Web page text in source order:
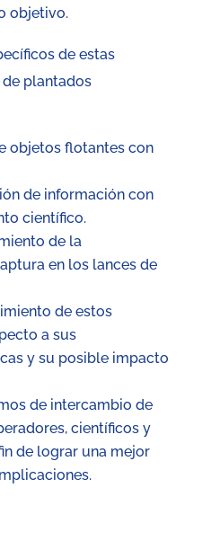
objetivo.
de estas
plantados
objetos flotantes con
de información con
científico.
de la
en los lances de
de estos
a sus
y su posible impacto
de intercambio de
científicos y
de lograr una mejor